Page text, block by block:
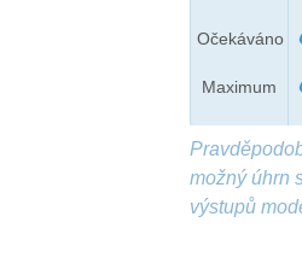
Očekáváno
Maximum
možný úhrn
výstupů